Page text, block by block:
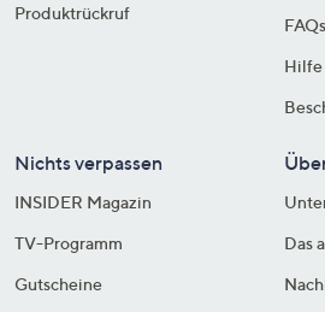
Produktrückruf
Hilfe
Nichts verpassen
INSIDER Magazin
TV-Programm
Gutscheine
Das